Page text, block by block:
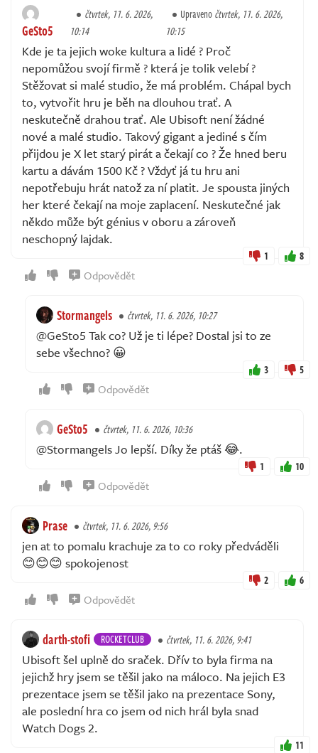
GeSto5
čtvrtek, 11. 6. 2026,
10:14
Upravenočtvrtek, 11. 6. 2026,
10:15
Kde je ta jejich woke kultura a lidé ? Proč
nepomůžou svojí firmě ? která je tolik velebí ?
Stěžovat si malé studio, že má problém. Chápal bych
to, vytvořit hru je běh na dlouhou trať. A
neskutečně drahou trať. Ale Ubisoft není žádné
nové a malé studio. Takový gigant a jediné s čím
přijdou je X let starý pirát a čekají co ? Že hned beru
kartu a dávám 1500 Kč ? Vždyť já tu hru ani
nepotřebuju hrát natož za ní platit. Je spousta jiných
her které čekají na moje zaplacení. Neskutečné jak
někdo může být génius v oboru a zároveň
neschopný lajdak.
1 8
Odpovědět
Stormangels čtvrtek, 11. 6. 2026, 10:27
@GeSto5 Tak co? Už je ti lépe? Dostal jsi to ze
sebe všechno? 😀
3 5
Odpovědět
GeSto5 čtvrtek, 11. 6. 2026, 10:36
@Stormangels Jo lepší. Díky že ptáš 😂.
1 10
Odpovědět
Prase čtvrtek, 11. 6. 2026, 9:56
jen at to pomalu krachuje za to co roky předváděli
😊😊😊 spokojenost
2 6
Odpovědět
darth-stofi ROCKETCLUB čtvrtek, 11. 6. 2026, 9:41
Ubisoft šel uplně do sraček. Dřív to byla firma na
jejichž hry jsem se těšil jako na máloco. Na jejich E3
prezentace jsem se těšil jako na prezentace Sony,
ale poslední hra co jsem od nich hrál byla snad
Watch Dogs 2.
11